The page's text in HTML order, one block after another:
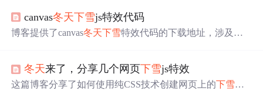
供了相关学习资源，如蓝桥杯比赛资料、考级资料和视频
课程。
canvas冬天下雪js特效代码
博客提供了canvas冬天下雪特效代码的下载地址，涉及前
冬天来了，分享几个网页下雪js特效
这篇博客分享了如何使用纯CSS技术创建网页上的下雪背